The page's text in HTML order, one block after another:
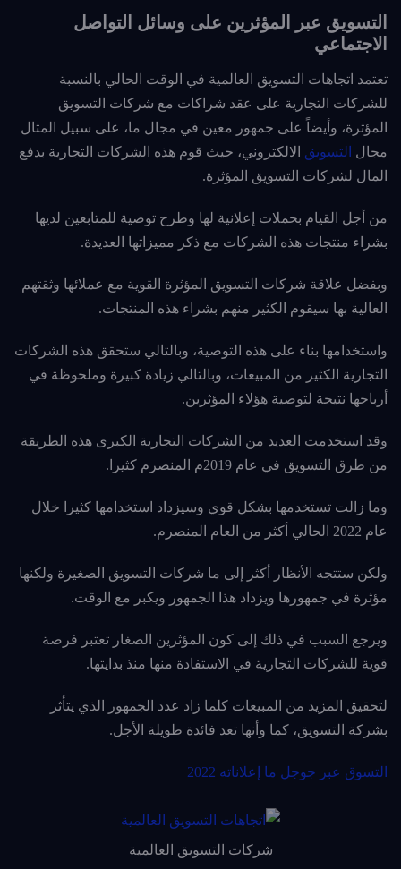
التسويق عبر المؤثرين على وسائل التواصل
الاجتماعي
تعتمد اتجاهات التسويق العالمية في الوقت الحالي بالنسبة
للشركات التجارية على عقد شراكات مع شركات التسويق
المؤثرة، وأيضاً على جمهور معين في مجال ما، على سبيل المثال
مجال التسويق الالكتروني، حيث قوم هذه الشركات التجارية بدفع
المال لشركات التسويق المؤثرة.
من أجل القيام بحملات إعلانية لها وطرح توصية للمتابعين لديها
بشراء منتجات هذه الشركات مع ذكر مميزاتها العديدة.
وبفضل علاقة شركات التسويق المؤثرة القوية مع عملائها وثقتهم
العالية بها سيقوم الكثير منهم بشراء هذه المنتجات.
واستخدامها بناء على هذه التوصية، وبالتالي ستحقق هذه الشركات
التجارية الكثير من المبيعات، وبالتالي زيادة كبيرة وملحوظة في
أرباحها نتيجة لتوصية هؤلاء المؤثرين.
وقد استخدمت العديد من الشركات التجارية الكبرى هذه الطريقة
من طرق التسويق في عام 2019م المنصرم كثيرا.
وما زالت تستخدمها بشكل قوي وسيزداد استخدامها كثيرا خلال
عام 2022 الحالي أكثر من العام المنصرم.
ولكن ستتجه الأنظار أكثر إلى ما شركات التسويق الصغيرة ولكنها
مؤثرة في جمهورها ويزداد هذا الجمهور ويكبر مع الوقت.
ويرجع السبب في ذلك إلى كون المؤثرين الصغار تعتبر فرصة
قوية للشركات التجارية في الاستفادة منها منذ بدايتها.
لتحقيق المزيد من المبيعات كلما زاد عدد الجمهور الذي يتأثر
بشركة التسويق، كما وأنها تعد فائدة طويلة الأجل.
التسوق عبر جوجل ما إعلاناته 2022
شركات التسويق العالمية